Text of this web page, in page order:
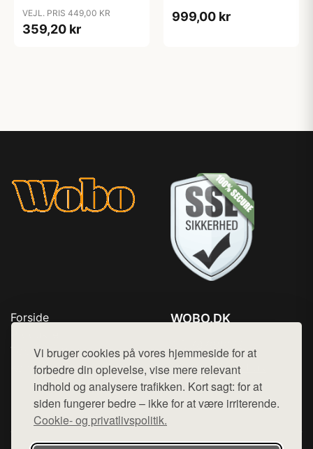
Vi bruger cookies på vores hjemmeside for at
forbedre din oplevelse, vise mere relevant
indhold og analysere trafikken. Kort sagt: for at
siden fungerer bedre – ikke for at være irriterende.
Cookie- og privatlivspolitik.
VEJL. PRIS 449,00 KR
359,20 kr
999,00 kr
Forside
Top Rabatter
Kontakt
WOBO.DK
Mail: hej@want.dk
Cookie- og privatlivspolitik